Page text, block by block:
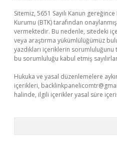
Sitemiz, 5651 Sayılı Kanun
Kurumu (BTK) tarafından
vermektedir. Bu nedenle, sitedeki
veya araştırma yükümlülüğümüz
yazdıkları içeriklerin
bu sorumluluğu kabul etmiş
Hukuka ve yasal düzenlemelere
içerikleri,
halinde, ilgili içerikler yasal süre